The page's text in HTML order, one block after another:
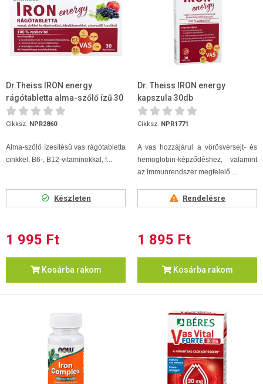
Dr.Theiss IRON energy
rágótabletta alma-szőlő ízű 30
db
Cikksz. NPR2860
Alma-szőlő ízesítésű vas rágótabletta
cinkkel, B6-, B12-vitaminokkal, f...
Készleten
1 995 Ft
Kosárba rakom
Dr. Theiss IRON energy
kapszula 30db
Cikksz. NPR1771
A vas hozzájárul a vörösvérsejt- és
hemoglobin-képződéshez, valamint
az immunrendszer megfelelő ...
Rendelésre
1 895 Ft
Kosárba rakom